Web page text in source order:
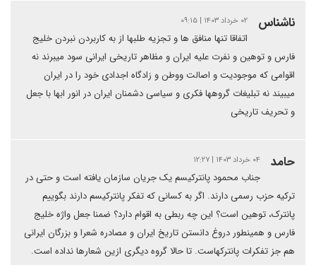
ناشناس ۰۲ خرداد ۱۴۰۳ | ۰۹:۱۵
اتفاقا تنها منافق ها و تجزیه طلبها از به کاربردن نبردن خلیج
فارس و توهین و نفرت علیه ایران و مظاهر تاریخی ایرانی سود میبرند نه
اقوامی که موجودیت و اصالت ووطن و زادگاه اجدادی خود را در ایران
میبیند نه تبلیغات گروهها فکری و سیاسی دشمنان ایران در انور ابها با جعل
و تحریف تاریخی
حامد ۰۴ خرداد ۱۴۰۳ | ۱۲:۲۷
جناب محمود پانترکیسم یک جریان سازمان یافته است و حتی در
ترکیه حزب رسمی دارند. اگر به کسانی که تفکر پانترکیسم دارند بگوییم
پانترک، توهین است؟ این چه ربطی به اقوام دارد؟ ضمنا جعل واژه خلیج
فارس و همینطور دروغ دانستن تاریخ ایران و مصادره شعرا و بزرگان ایرانی
هم جز تفکرات پانترکهاست. تا حالا گروه دیگری ازین شعارها نداده است.